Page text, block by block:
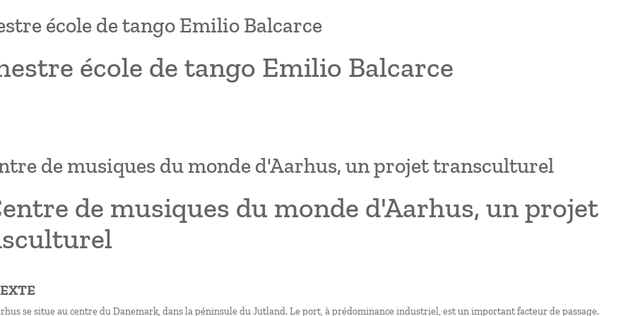
école de tango Emilio Balcarce
école de tango Emilio Balcarce
de musiques du monde d'Aarhus, un projet transculturel
de musiques du monde d'Aarhus, un projet
se situe au centre du Danemark, dans la péninsule du Jutland. Le port, à prédominance industriel, est un important facteur de passage.